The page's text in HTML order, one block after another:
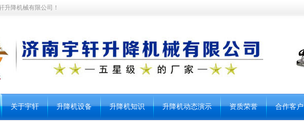
升降机械有限公司！
关于宇轩 升降机设备 升降机知识 升降机动态演示 资质荣誉 合作客户